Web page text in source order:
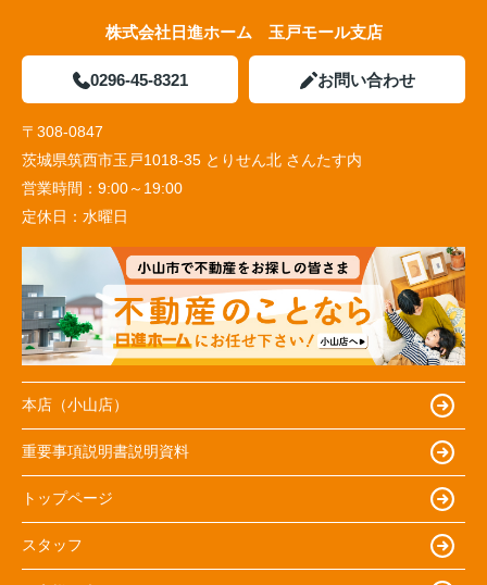
株式会社日進ホーム 玉戸モール支店
0296-45-8321 お問い合わせ
〒308-0847
茨城県筑西市玉戸1018-35 とりせん北 さんたす内
営業時間： 9:00～19:00
定休日： 水曜日
本店（小山店）
重要事項説明書説明資料
トップページ
スタッフ